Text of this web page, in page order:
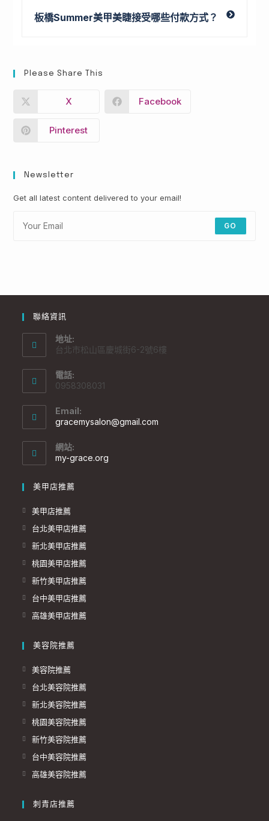
板橋Summer美甲美睫接受哪些付款方式？
Please Share This
X Facebook
Pinterest
Newsletter
Get all latest content delivered to your email!
GO
聯絡資訊
地址:
台北市松山區慶城街6-2號6樓
電話:
0958308031
Email:
gracemysalon@gmail.com
網站:
my-grace.org
美甲店推薦
美甲店推薦
台北美甲店推薦
新北美甲店推薦
桃園美甲店推薦
新竹美甲店推薦
台中美甲店推薦
高雄美甲店推薦
美容院推薦
美容院推薦
台北美容院推薦
新北美容院推薦
桃園美容院推薦
新竹美容院推薦
台中美容院推薦
高雄美容院推薦
刺青店推薦